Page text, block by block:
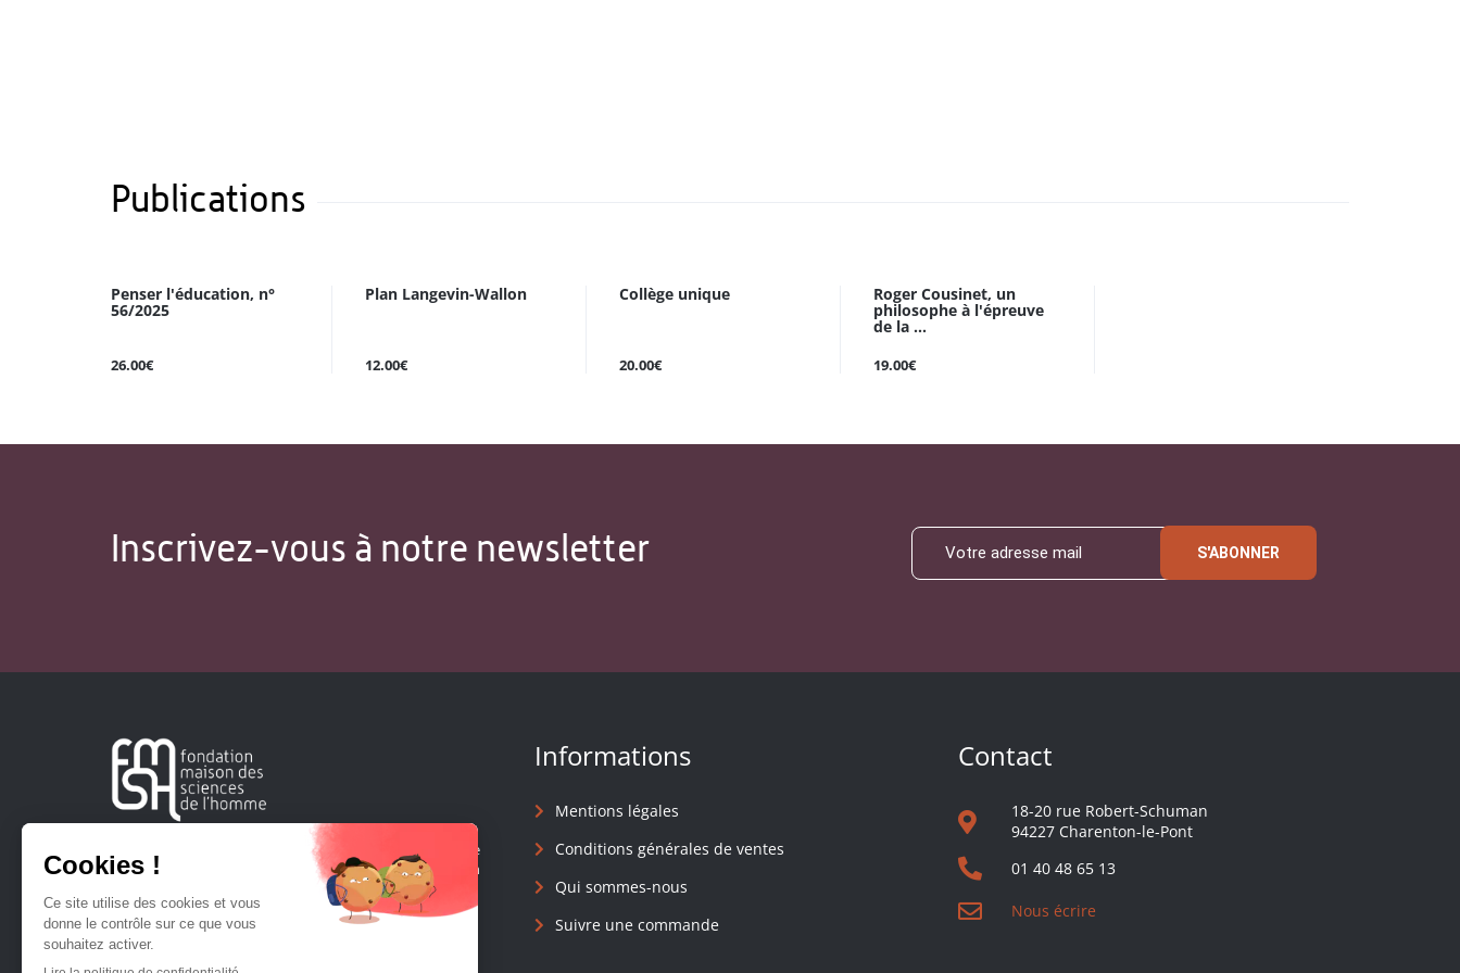
Publications
Penser l'éducation, n°
56/2025
26.00€
Plan Langevin-Wallon
12.00€
Collège unique
20.00€
Roger Cousinet, un
philosophe à l'épreuve
de la ...
19.00€
Inscrivez-vous à notre newsletter S'ABONNER
Créée en 1963, la Fondation Maison Sciences de l'Homme
soutient la recherche et la diffusion des connaissances en
Informations
Mentions légales
Conditions générales de ventes
Qui sommes-nous
Suivre une commande
Contact
18-20 rue Robert-Schuman
94227 Charenton-le-Pont
01 40 48 65 13
Nous écrire